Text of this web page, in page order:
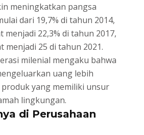
meningkatkan pangsa
dari 19,7% di tahun 2014,
menjadi 22,3% di tahun 2017,
menjadi 25 di tahun 2021.
milenial mengaku bahwa
uang lebih
yang memiliki unsur
lingkungan.
di Perusahaan